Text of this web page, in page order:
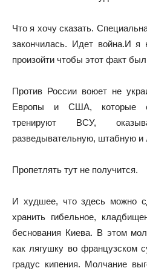
Что я хочу сказать.
закончилась. Идет война.И
произойти чтобы этот факт был
Против России воюет не
Европы и США, которые
тренируют ВСУ,
разведывательную, штабную и
Пропетлять тут не получится.
И худшее, что здесь можно
хранить гибельное,
беснования Киева. В этом
как лягушку во французском
градус кипения. Молчание